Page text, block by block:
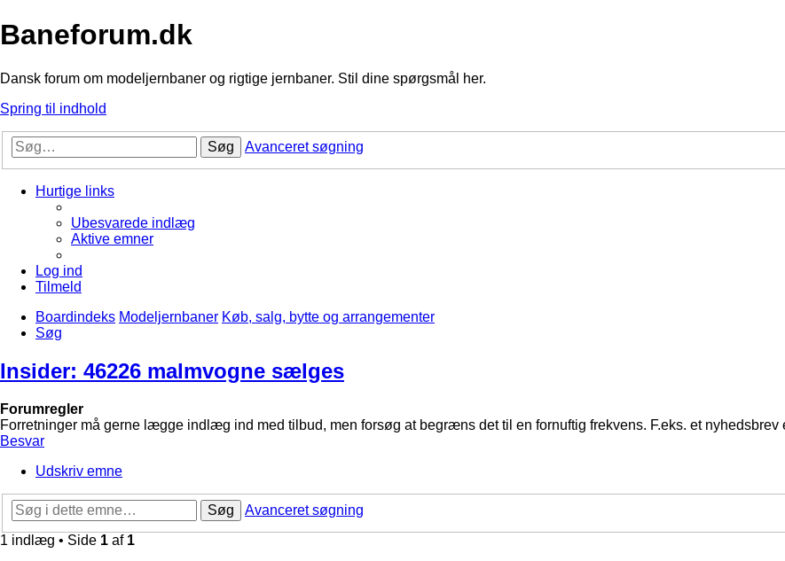
Baneforum.dk
Dansk forum om modeljernbaner og rigtige jernbaner. Stil dine spørgsmål her.
Spring til indhold
Søg Avanceret søgning
Hurtige links
Ubesvarede indlæg
Aktive emner
Log ind
Tilmeld
Boardindeks Modeljernbaner Køb, salg, bytte og arrangementer
Søg
Insider: 46226 malmvogne sælges
Forumregler
Forretninger må gerne lægge indlæg ind med tilbud, men forsøg at begræns det til en fornuftig frekvens. F.eks. et nyhedsbrev
Besvar
Udskriv emne
Søg
Avanceret søgning
1 indlæg • Side 1 af 1